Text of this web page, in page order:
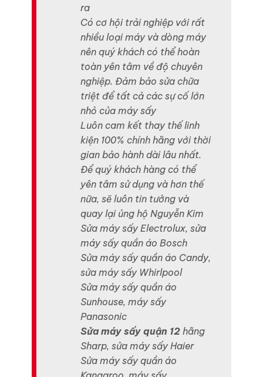
ra
Có cơ hội trải nghiệp với rất
nhiều loại máy và dòng máy
nên quý khách có thể hoàn
toàn yên tâm về độ chuyên
nghiệp. Đảm bảo sửa chữa
triệt để tất cả các sự cố lớn
nhỏ của máy sấy
Luôn cam kết thay thế linh
kiện 100% chính hãng với thời
gian bảo hành dài lâu nhất.
Để quý khách hàng có thể
yên tâm sử dụng và hơn thế
nữa, sẽ luôn tin tưởng và
quay lại ủng hộ Nguyễn Kim
Sửa máy sấy Electrolux, sửa
máy sấy quần áo Bosch
Sửa máy sấy quần áo Candy,
sửa máy sấy Whirlpool
Sửa máy sấy quần áo
Sunhouse, máy sấy
Panasonic
Sửa máy sấy quận 12 hãng
Sharp, sửa máy sấy Haier
Sửa máy sấy quần áo